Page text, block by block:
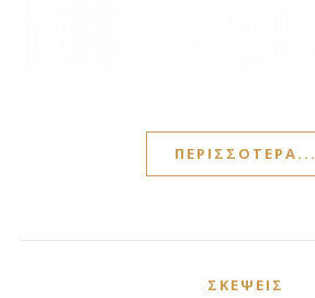
ΠΕΡΙΣΣΌΤΕΡΑ...
ΣΚΈΨΕΙΣ